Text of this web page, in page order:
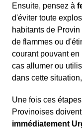
Ensuite, pensez à
d'éviter toute
habitants de
de flammes ou
courant pouvant en
cas allumer ou
dans cette
Une fois ces
Provinoises
immédiatement